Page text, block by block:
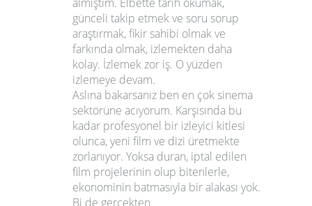
günceli takip etmek ve soru sorup
araştırmak, fikir sahibi olmak ve
farkında olmak, izlemekten daha
kolay. İzlemek zor iş. O yüzden
izlemeye devam.
Aslına bakarsanız ben en çok sinema
sektörüne acıyorum. Karşısında bu
kadar profesyonel bir izleyici kitlesi
olunca, yeni film ve dizi üretmekte
zorlanıyor. Yoksa duran, iptal edilen
film projelerinin olup bitenlerle,
ekonominin batmasıyla bir alakası yok.
Bi de gerçekten